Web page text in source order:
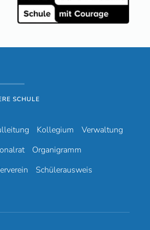
SCHULE
Kollegium
Verwaltung
Organigramm
Schülerausweis